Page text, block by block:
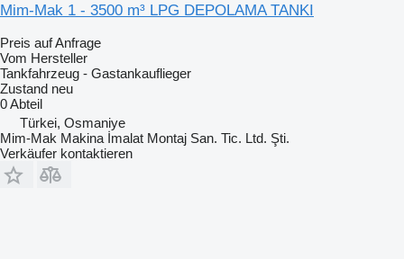
Mim-Mak 1 - 3500 m³ LPG DEPOLAMA TANKI
Preis auf Anfrage
Vom Hersteller
Tankfahrzeug - Gastankauflieger
Zustand neu
0 Abteil
Türkei, Osmaniye
Mim-Mak Makina İmalat Montaj San. Tic. Ltd. Şti.
Verkäufer kontaktieren